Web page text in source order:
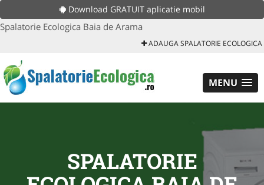
Download GRATUIT aplicatie mobil
Spalatorie Ecologica Baia de Arama
ADAUGA SPALATORIE ECOLOGICA
MENU
SPALATORIE